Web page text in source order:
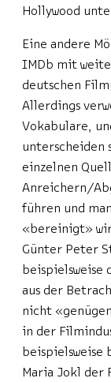
Hollywood
Eine andere
IMDb mit
deutschen
Allerdings
Vokabulare,
unterscheiden
einzelnen
Anreichern/
führen und
«bereinigt»
Günter Peter
beispielsweise
aus der
nicht
in der
beispielsweise
Maria Jokl der